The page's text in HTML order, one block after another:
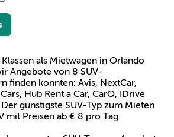
als Mietwagen in Orlando
Angebote von 8 SUV-
finden konnten: Avis, NextCar,
Hub Rent a Car, CarQ, IDrive
günstigste SUV-Typ zum Mieten
mit Preisen ab € 8 pro Tag.